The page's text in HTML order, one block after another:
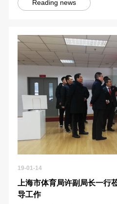
Reading news
19-01-14
上海市体育局许副局长一行
导工作